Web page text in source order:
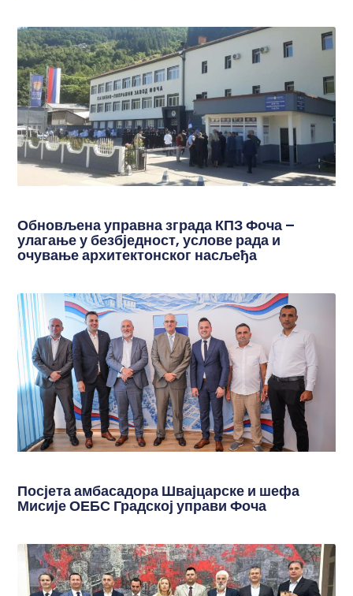
Обновљена управна зграда КПЗ Фоча –
улагање у безбједност, услове рада и
очување архитектонског насљеђа
Посјета амбасадора Швајцарске и шефа
Мисије ОЕБС Градској управи Фоча